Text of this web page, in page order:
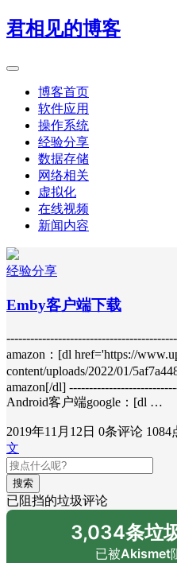
君相见的博客
博客首页
软件应用
操作系统
经验分享
数据存储
网络相关
虚拟化
在线视频
新闻内容
经验分享
Emby客户端下载
amazon：[dl href='https://
content/uploads/2022/01/
amazon[/dl]
Android客户端google：[dl …
2019年11月12日 0条评论 1084
文
搜索
已阻挡的垃圾评论
3,034条垃
已被Akismet